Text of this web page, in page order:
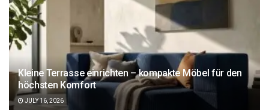
Kleine Terrasse einrichten – kompakte Möbel für den
höchsten Komfort
JULY 16, 2026